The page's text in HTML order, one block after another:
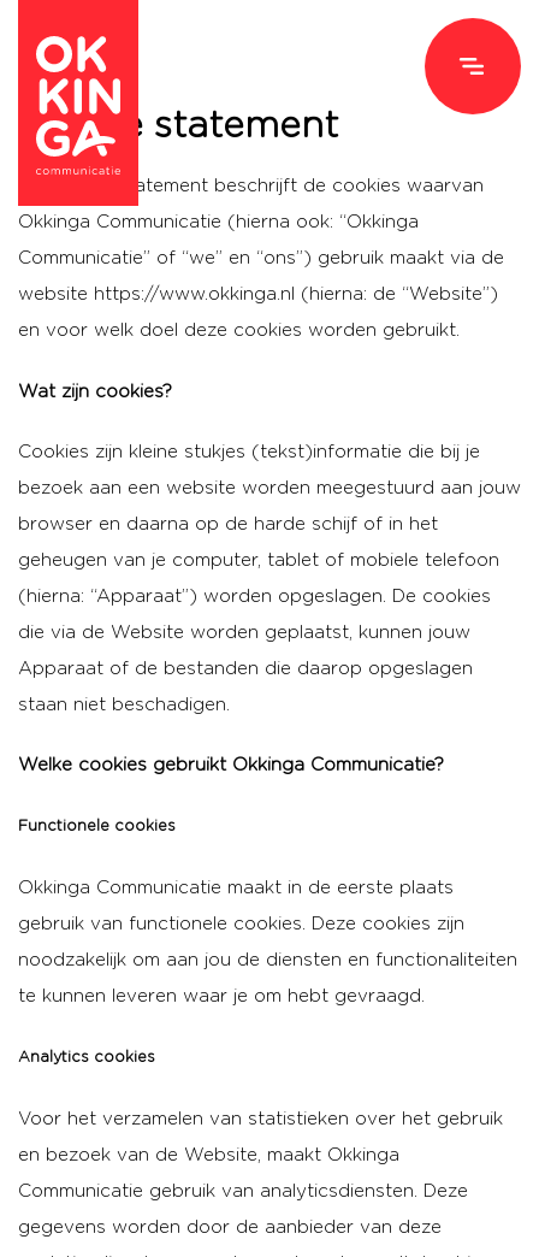
Cookie statement
Dit Cookie Statement beschrijft de cookies waarvan
Okkinga Communicatie (hierna ook: “Okkinga
Communicatie” of “we” en “ons”) gebruik maakt via de
website https://www.okkinga.nl (hierna: de “Website”)
en voor welk doel deze cookies worden gebruikt.
Wat zijn cookies?
Cookies zijn kleine stukjes (tekst)informatie die bij je
bezoek aan een website worden meegestuurd aan jouw
browser en daarna op de harde schijf of in het
geheugen van je computer, tablet of mobiele telefoon
(hierna: “Apparaat”) worden opgeslagen. De cookies
die via de Website worden geplaatst, kunnen jouw
Apparaat of de bestanden die daarop opgeslagen
staan niet beschadigen.
Welke cookies gebruikt Okkinga Communicatie?
Functionele cookies
Okkinga Communicatie maakt in de eerste plaats
gebruik van functionele cookies. Deze cookies zijn
noodzakelijk om aan jou de diensten en functionaliteiten
te kunnen leveren waar je om hebt gevraagd.
Analytics cookies
Voor het verzamelen van statistieken over het gebruik
en bezoek van de Website, maakt Okkinga
Communicatie gebruik van analyticsdiensten. Deze
gegevens worden door de aanbieder van deze